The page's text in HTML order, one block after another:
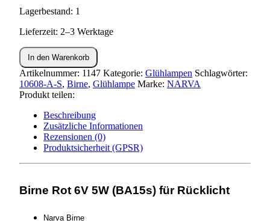
Lagerbestand: 1
Lieferzeit: 2–3 Werktage
Kugellampe
ROT
6V
5W
(BA15s)
Rücklicht
Menge
In den Warenkorb
Artikelnummer: 1147 Kategorie: Glühlampen Schlagwörter:
10608-A-S, Birne, Glühlampe Marke: NARVA
Produkt teilen:
Beschreibung
Zusätzliche Informationen
Rezensionen (0)
Produktsicherheit (GPSR)
Birne Rot 6V 5W (BA15s) für Rücklicht
Narva Birne